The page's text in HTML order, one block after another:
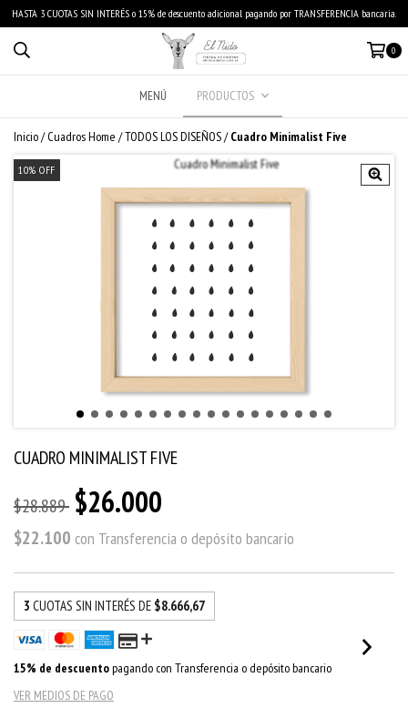
HASTA 3 CUOTAS SIN INTERÉS o 15% de descuento adicional pagando por TRANSFERENCIA bancaria.
0
MENÚ PRODUCTOS
Inicio/ Cuadros Home /TODOS LOS DISEÑOS/ Cuadro Minimalist Five
10% OFF
CUADRO MINIMALIST FIVE
$28.889 $26.000
$22.100 con Transferencia o depósito bancario
3 CUOTAS SIN INTERÉS DE $8.666,67
15% de descuentopagando con Transferencia o depósito bancario
VER MEDIOS DE PAGO